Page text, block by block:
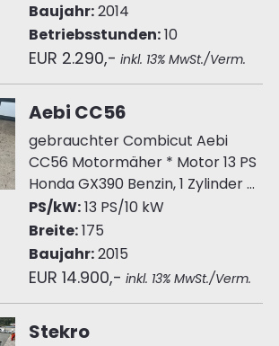
Baujahr:2014
Betriebsstunden:10
EUR 2.290,- inkl. 13% MwSt./Verm.
Aebi CC56
gebrauchter Combicut Aebi
CC56 Motormäher * Motor 13 PS
Honda GX390 Benzin, 1 Zylinder ...
PS/kW:13 PS/10 kW
Breite:175
Baujahr:2015
EUR 14.900,- inkl. 13% MwSt./Verm.
Stekro